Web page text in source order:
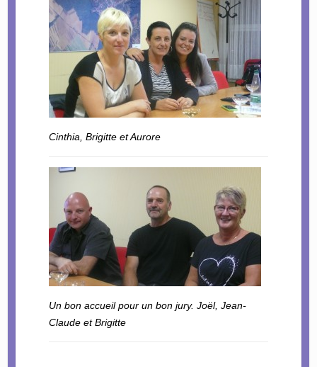
Cinthia, Brigitte et Aurore
Un bon accueil pour un bon jury. Joël, Jean-
Claude et Brigitte